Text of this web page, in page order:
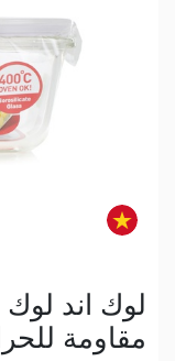
لوك اند
مقاومة للحرارة